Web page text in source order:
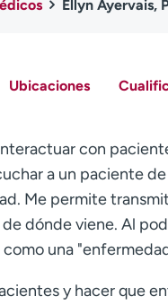
Ellyn Ayervais,
Ubicaciones
con
a un paciente
Me permite
dónde viene. Al
una
y hacer que